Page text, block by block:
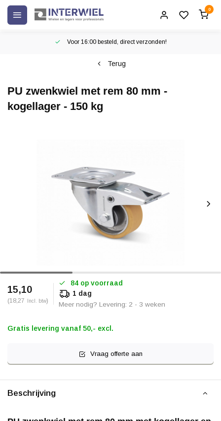
0
Voor 16:00 besteld, direct verzonden!
Terug
PU zwenkwiel met rem 80 mm -
kogellager - 150 kg
15,10
(18,27 Incl. btw)
84 op voorraad
1 dag
Meer nodig? Levering: 2 - 3 weken
Gratis levering vanaf 50,- excl.
Vraag offerte aan
Beschrijving